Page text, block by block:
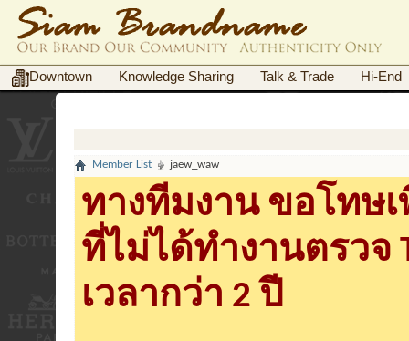
Downtown Knowledge Sharing Talk & Trade Hi-End
Member List jaew_waw
ทางทีมงาน ขอโทษ
ที่ไม่ได้ทำงานตรวจ
เวลากว่า 2 ปี